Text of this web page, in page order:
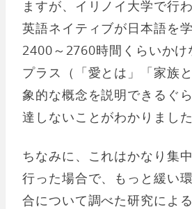
ますが、イリノイ大学で行
英語ネイティブが日本語を
2400～2760時間くらいか
プラス（「愛とは」「家族
象的な概念を説明できるぐ
達しないことがわかりました
ちなみに、これはかなり集
行った場合で、もっと緩い
合について調べた研究によ